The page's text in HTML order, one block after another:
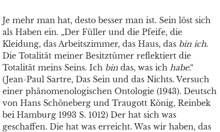
Je mehr man hat, desto besser man ist. Sein löst sich
als Haben ein. „Der Füller und die Pfeife, die
Kleidung, das Arbeitszimmer, das Haus, das bin ich.
Die Totalität meiner Besitztümer reflektiert die
Totalität meins Seins. Ich bin das, was ich habe.“
(Jean-Paul Sartre, Das Sein und das Nichts. Versuch
einer phänomenologischen Ontologie (1943). Deutsch
von Hans Schöneberg und Traugott König, Reinbek
bei Hamburg 1993 S. 1012) Der hat sich was
geschaffen. Die hat was erreicht. Was wir haben, das